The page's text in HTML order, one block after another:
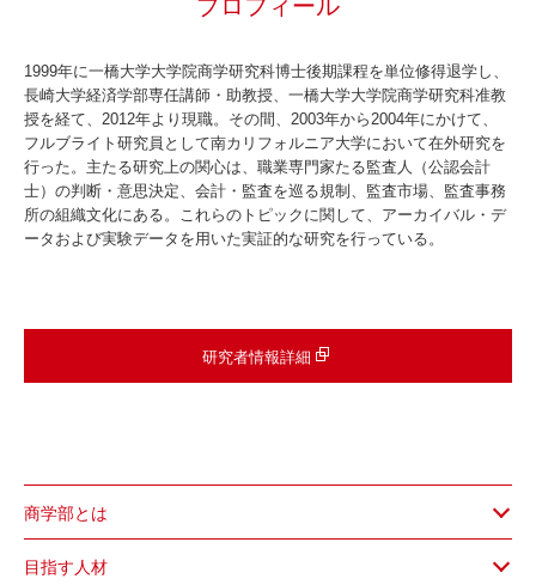
プロフィール
1999年に一橋大学大学院商学研究科博士後期課程を単位修得退学し、
長崎大学経済学部専任講師・助教授、一橋大学大学院商学研究科准教
授を経て、2012年より現職。その間、2003年から2004年にかけて、
フルブライト研究員として南カリフォルニア大学において在外研究を
行った。主たる研究上の関心は、職業専門家たる監査人（公認会計
士）の判断・意思決定、会計・監査を巡る規制、監査市場、監査事務
所の組織文化にある。これらのトピックに関して、アーカイバル・デ
ータおよび実験データを用いた実証的な研究を行っている。
研究者情報詳細
商学部とは
目指す人材